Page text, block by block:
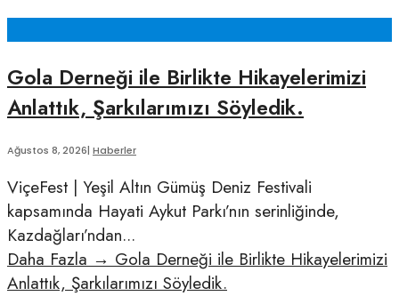
Gola Derneği ile Birlikte Hikayelerimizi
Anlattık, Şarkılarımızı Söyledik.
Ağustos 8, 2026| Haberler
ViçeFest | Yeşil Altın Gümüş Deniz Festivali
kapsamında Hayati Aykut Parkı’nın serinliğinde,
Kazdağları’ndan...
Daha Fazla → Gola Derneği ile Birlikte Hikayelerimizi
Anlattık, Şarkılarımızı Söyledik.